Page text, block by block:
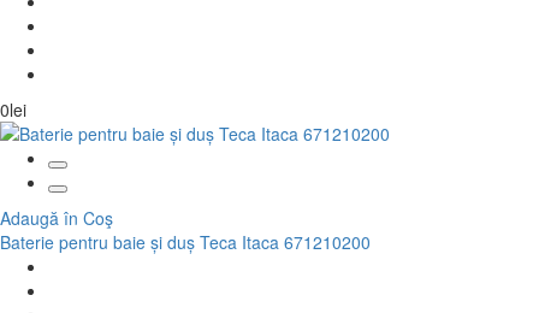
0lei
Adaugă în Coş
Baterie pentru baie și duș Teca Itaca 671210200